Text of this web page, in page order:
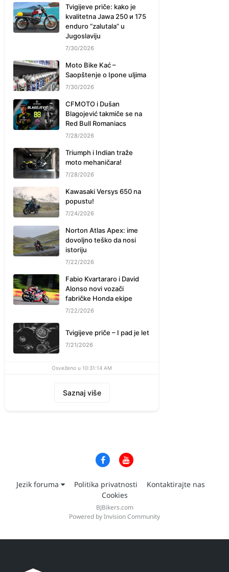
Tvigijeve priče: kako je
kvalitetna Jawa 250 и 175
enduro “zalutala” u
Jugoslaviju
7/30/2026
Moto Bike Kać –
Saopštenje o Ipone uljima
7/30/2026
CFMOTO i Dušan
Blagojević takmiče se na
Red Bull Romaniacs
7/28/2026
Triumph i Indian traže
moto mehaničara!
7/28/2026
Kawasaki Versys 650 na
popustu!
7/24/2026
Norton Atlas Apex: ime
dovoljno teško da nosi
istoriju
7/22/2026
Fabio Kvartararo i David
Alonso novi vozači
fabričke Honda ekipe
7/22/2026
Tvigijeve priče – I pad je let
7/21/2026
Osveženo u 10:31:14 AM
Saznaj više
Jezik foruma Politika privatnosti
Kontaktirajte nas
Cookies
BJBikers.com
Powered by Invision Community